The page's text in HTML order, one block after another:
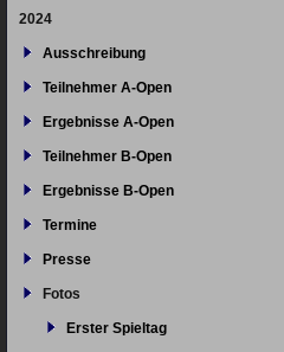
2024
Ausschreibung
Teilnehmer A-Open
Ergebnisse A-Open
Teilnehmer B-Open
Ergebnisse B-Open
Termine
Presse
Fotos
Erster Spieltag